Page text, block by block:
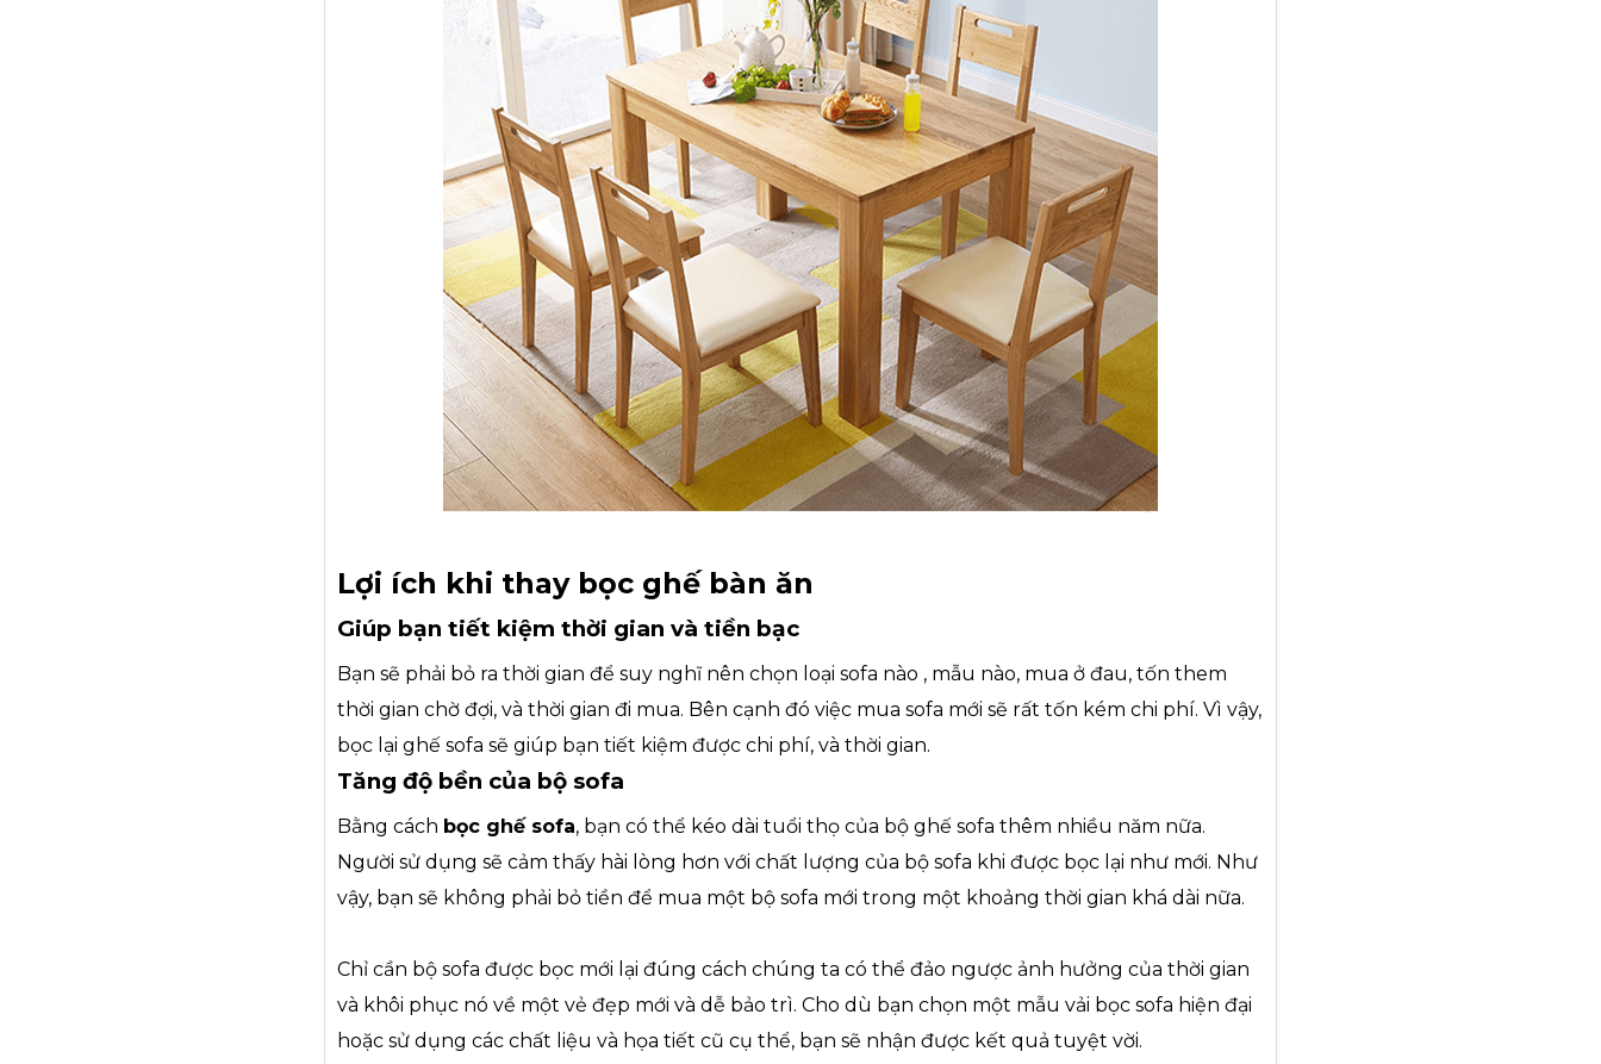
Lợi ích khi thay bọc ghế bàn ăn
Giúp bạn tiết kiệm thời gian và tiền bạc
Bạn sẽ phải bỏ ra thời gian để suy nghĩ nên chọn loại sofa nào , mẫu nào, mua ở đau, tốn them
thời gian chờ đợi, và thời gian đi mua. Bên cạnh đó việc mua sofa mới sẽ rất tốn kém chi phí. Vì vậy,
bọc lại ghế sofa sẽ giúp bạn tiết kiệm được chi phí, và thời gian.
Tăng độ bền của bộ sofa
Bằng cách bọc ghế sofa, bạn có thể kéo dài tuổi thọ của bộ ghế sofa thêm nhiều năm nữa.
Người sử dụng sẽ cảm thấy hài lòng hơn với chất lượng của bộ sofa khi được bọc lại như mới. Như
vậy, bạn sẽ không phải bỏ tiền để mua một bộ sofa mới trong một khoảng thời gian khá dài nữa.
Chỉ cần bộ sofa được bọc mới lại đúng cách chúng ta có thể đảo ngược ảnh hưởng của thời gian
và khôi phục nó về một vẻ đẹp mới và dễ bảo trì. Cho dù bạn chọn một mẫu vải bọc sofa hiện đại
hoặc sử dụng các chất liệu và họa tiết cũ cụ thể, bạn sẽ nhận được kết quả tuyệt vời.